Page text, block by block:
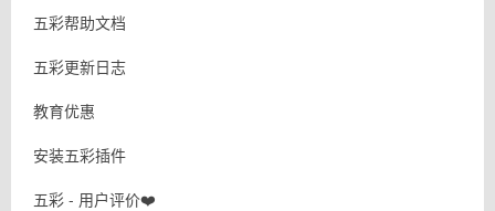
五彩帮助文档
五彩更新日志
教育优惠
安装五彩插件
五彩 - 用户评价❤️